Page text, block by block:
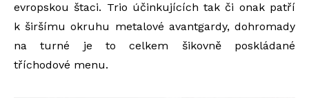
evropskou štaci. Trio účinkujících tak či onak patří
k širšímu okruhu metalové avantgardy, dohromady
na turné je to celkem šikovně poskládané
tříchodové menu.